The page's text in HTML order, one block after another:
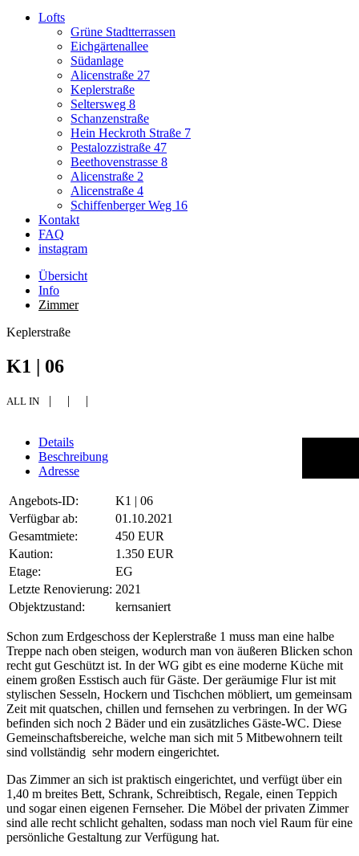
Lofts
Grüne Stadtterrassen
Eichgärtenallee
Südanlage
Alicenstraße 27
Keplerstraße
Seltersweg 8
Schanzenstraße
Hein Heckroth Straße 7
Pestalozzistraße 47
Beethovenstrasse 8
Alicenstraße 2
Alicenstraße 4
Schiffenberger Weg 16
Kontakt
FAQ
instagram
Übersicht
Info
Zimmer
Keplerstraße
K1 | 06
ALL IN | | |
Details
Beschreibung
Adresse
Angebots-ID:
K1 | 06
Verfügbar ab:
01.10.2021
Gesamtmiete:
450 EUR
Kaution:
1.350 EUR
Etage:
EG
Letzte Renovierung: 2021
Objektzustand:
kernsaniert
Schon zum Erdgeschoss der Keplerstraße 1 muss man eine halbe
Treppe nach oben steigen, wodurch man von äußeren Blicken schon
recht gut Geschützt ist. In der WG gibt es eine moderne Küche mit
einem großen Esstisch auch für Gäste. Der geräumige Flur ist mit
stylischen Sesseln, Hockern und Tischchen möbliert, um gemeinsam
Zeit mit quatschen, chillen und fernsehen zu verbringen. In der WG
befinden sich noch 2 Bäder und ein zusätzliches Gäste-WC. Diese
Gemeinschaftsbereiche, welche man sich mit 5 Mitbewohnern teilt
sind vollständig sehr modern eingerichtet.
Das Zimmer an sich ist praktisch eingerichtet, und verfügt über ein
1,40 m breites Bett, Schrank, Schreibtisch, Regale, einen Teppich
und sogar einen eigenen Fernseher. Die Möbel der privaten Zimmer
sind alle recht schlicht gehalten, sodass man noch viel Raum für eine
persönliche Gestaltung zur Verfügung hat.